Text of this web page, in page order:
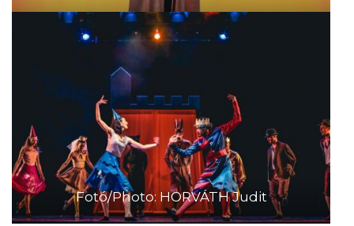
Fotó/Photo: HORVÁTH Judit